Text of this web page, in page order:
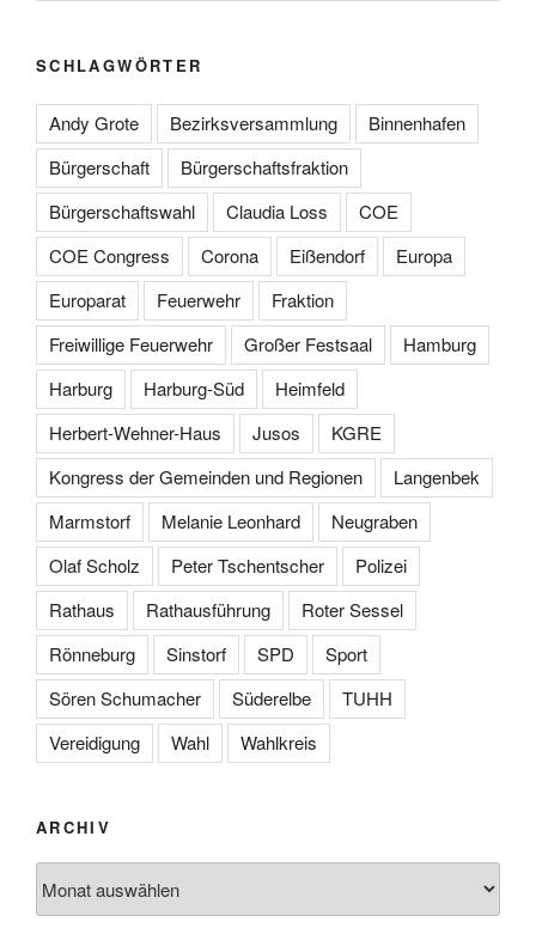
SCHLAGWÖRTER
Andy Grote Bezirksversammlung
Binnenhafen
Bürgerschaft
Bürgerschaftsfraktion
Bürgerschaftswahl
Claudia Loss
COE
COE Congress
Corona Eißendorf
Europa
Europarat
Feuerwehr
Fraktion
Freiwillige Feuerwehr
Großer Festsaal
Hamburg
Harburg
Harburg-Süd
Heimfeld
Herbert-Wehner-Haus
Jusos
KGRE
Kongress der Gemeinden und Regionen
Langenbek
Marmstorf
Melanie Leonhard
Neugraben
Olaf Scholz
Peter Tschentscher
Polizei
Rathaus
Rathausführung
Roter Sessel
Rönneburg
Sinstorf SPD
Sport
Sören Schumacher
Süderelbe
TUHH
Vereidigung
Wahl Wahlkreis
ARCHIV